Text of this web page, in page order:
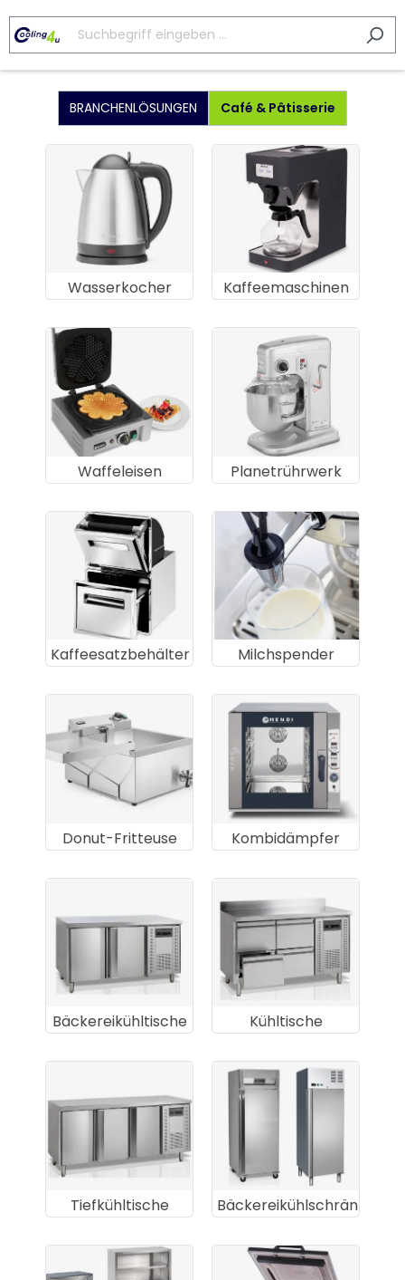
BRANCHENLÖSUNGEN Café & Pâtisserie
Wasserkocher Kaffeemaschinen
Waffeleisen Planetrührwerk
Kaffeesatzbehälter Milchspender
Donut-Fritteuse Kombidämpfer
Bäckereikühltische Kühltische
Tiefkühltische Bäckereikühlschränke